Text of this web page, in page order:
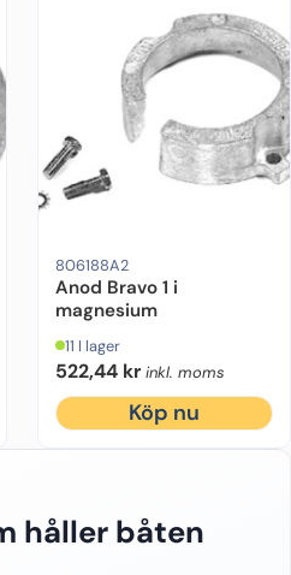
806188A2
Anod Bravo 1 i
magnesium
11 I lager
522,44 kr inkl. moms
Köp nu
håller båten